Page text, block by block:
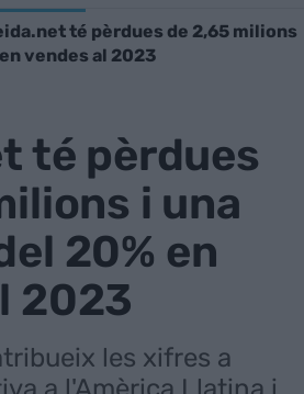
té pèrdues de 2,65 milions
vendes al 2023
té pèrdues
i una
20% en
2023
les xifres a